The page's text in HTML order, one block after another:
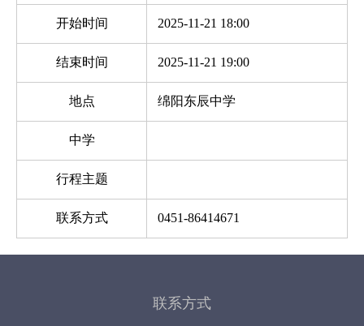
开始时间 2025-11-21 18:00
结束时间 2025-11-21 19:00
地点 绵阳东辰中学
中学
行程主题
联系方式 0451-86414671
联系方式